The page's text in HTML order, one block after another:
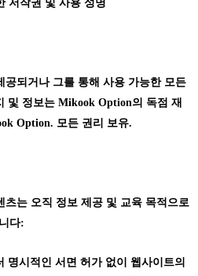
저작권 및 사용 성명
공되거나 그를 통해 사용 가능한 모든
및 정보는 Mikook Option의 독점 재
Option. 모든 권리 보유.
츠는 오직 정보 제공 및 교육 목적으로
다:
명시적인 서면 허가 없이 웹사이트의